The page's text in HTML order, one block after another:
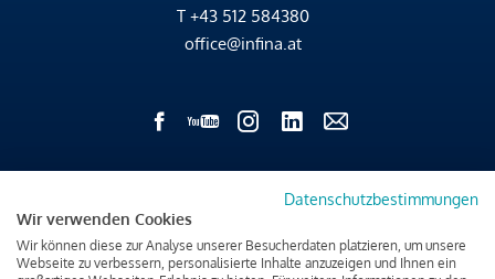
T +43 512 584380
office@infina.at
Datenschutz & Cookies
Verbraucherschutzinformation & rechtliche Hinweise
Datenschutzbestimmungen
Wir verwenden Cookies
Wir können diese zur Analyse unserer Besucherdaten platzieren, um unsere
Webseite zu verbessern, personalisierte Inhalte anzuzeigen und Ihnen ein